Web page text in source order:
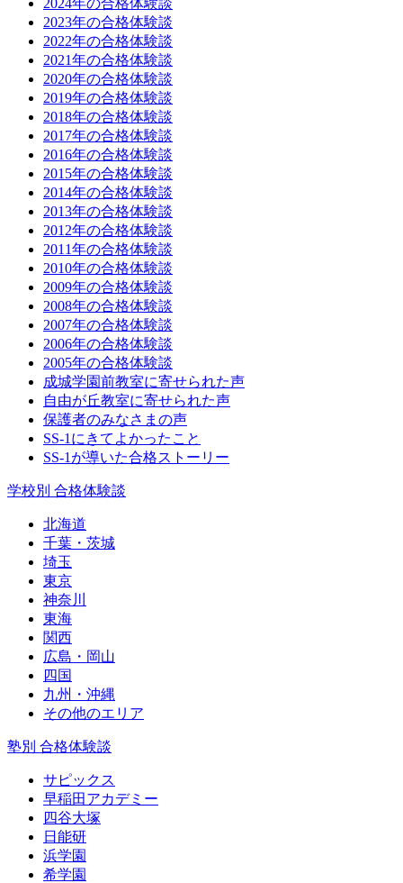
2023年の合格体験談
2022年の合格体験談
2021年の合格体験談
2020年の合格体験談
2019年の合格体験談
2018年の合格体験談
2017年の合格体験談
2016年の合格体験談
2015年の合格体験談
2014年の合格体験談
2013年の合格体験談
2012年の合格体験談
2011年の合格体験談
2010年の合格体験談
2009年の合格体験談
2008年の合格体験談
2007年の合格体験談
2006年の合格体験談
2005年の合格体験談
成城学園前教室に寄せられた声
自由が丘教室に寄せられた声
保護者のみなさまの声
SS-1にきてよかったこと
SS-1が導いた合格ストーリー
学校別 合格体験談
北海道
千葉・茨城
埼玉
東京
神奈川
東海
関西
広島・岡山
四国
九州・沖縄
その他のエリア
塾別 合格体験談
サピックス
早稲田アカデミー
四谷大塚
日能研
浜学園
希学園